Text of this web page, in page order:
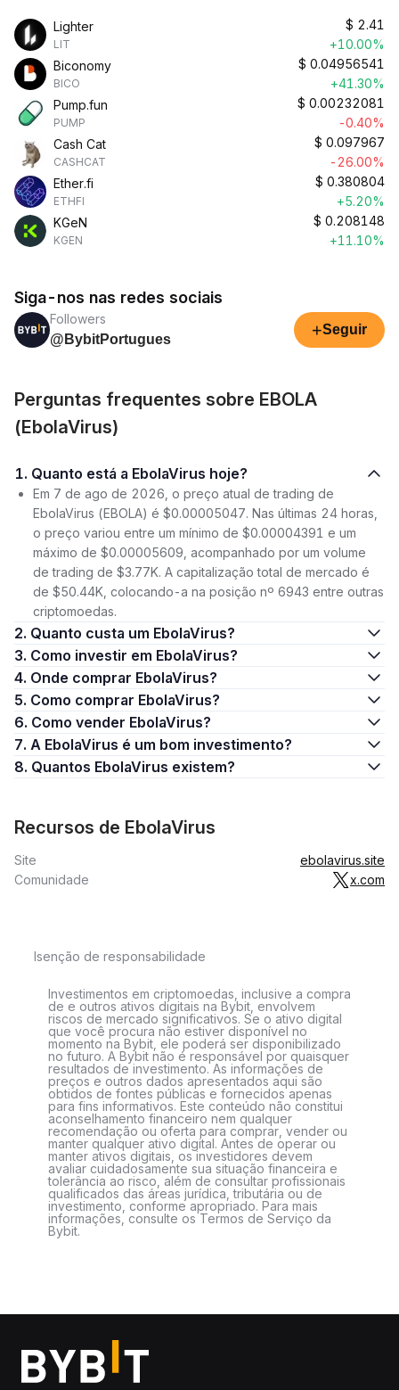
Lighter
LIT
$ 2.41
+10.00%
Biconomy
BICO
$ 0.04956541
+41.30%
Pump.fun
PUMP
$ 0.00232081
-0.40%
Cash Cat
CASHCAT
$ 0.097967
-26.00%
Ether.fi
ETHFI
$ 0.380804
+5.20%
KGeN
KGEN
$ 0.208148
+11.10%
Siga-nos nas redes sociais
Followers
@BybitPortugues
+Seguir
Perguntas frequentes sobre EBOLA
(EbolaVirus)
1. Quanto está a EbolaVirus hoje?
Em 7 de ago de 2026, o preço atual de trading de
EbolaVirus (EBOLA) é $0.00005047. Nas últimas 24 horas,
o preço variou entre um mínimo de $0.00004391 e um
máximo de $0.00005609, acompanhado por um volume
de trading de $3.77K. A capitalização total de mercado é
de $50.44K, colocando-a na posição nº 6943 entre outras
criptomoedas.
2. Quanto custa um EbolaVirus?
3. Como investir em EbolaVirus?
4. Onde comprar EbolaVirus?
5. Como comprar EbolaVirus?
6. Como vender EbolaVirus?
7. A EbolaVirus é um bom investimento?
8. Quantos EbolaVirus existem?
Recursos de EbolaVirus
Site
ebolavirus.site
Comunidade
x.com
Isenção de responsabilidade
Investimentos em criptomoedas, inclusive a compra
de e outros ativos digitais na Bybit, envolvem
riscos de mercado significativos. Se o ativo digital
que você procura não estiver disponível no
momento na Bybit, ele poderá ser disponibilizado
no futuro. A Bybit não é responsável por quaisquer
resultados de investimento. As informações de
preços e outros dados apresentados aqui são
obtidos de fontes públicas e fornecidos apenas
para fins informativos. Este conteúdo não constitui
aconselhamento financeiro nem qualquer
recomendação ou oferta para comprar, vender ou
manter qualquer ativo digital. Antes de operar ou
manter ativos digitais, os investidores devem
avaliar cuidadosamente sua situação financeira e
tolerância ao risco, além de consultar profissionais
qualificados das áreas jurídica, tributária ou de
investimento, conforme apropriado. Para mais
informações, consulte os Termos de Serviço da
Bybit.